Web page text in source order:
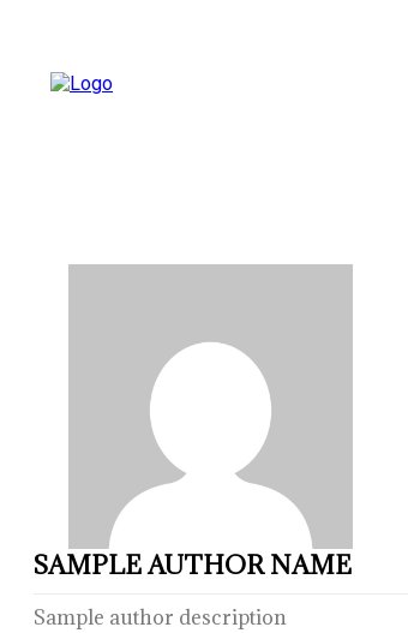
SAMPLE AUTHOR NAME
Sample author description